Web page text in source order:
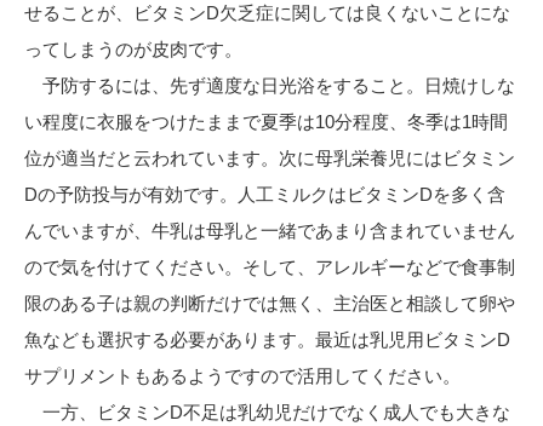
せることが、ビタミンD欠乏症に関しては良くないことにな
ってしまうのが皮肉です。
予防するには、先ず適度な日光浴をすること。日焼けしな
い程度に衣服をつけたままで夏季は10分程度、冬季は1時間
位が適当だと云われています。次に母乳栄養児にはビタミン
Dの予防投与が有効です。人工ミルクはビタミンDを多く含
んでいますが、牛乳は母乳と一緒であまり含まれていません
ので気を付けてください。そして、アレルギーなどで食事制
限のある子は親の判断だけでは無く、主治医と相談して卵や
魚なども選択する必要があります。最近は乳児用ビタミンD
サプリメントもあるようですので活用してください。
一方、ビタミンD不足は乳幼児だけでなく成人でも大きな